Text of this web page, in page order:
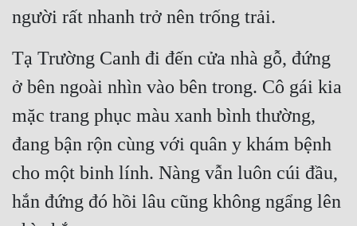
Ngự Thú
Xây Dựng Thế Lực
người rất nhanh trở nên trống trải.
Tạ Trường Canh đi đến cửa nhà gỗ, đứng
ở bên ngoài nhìn vào bên trong. Cô gái kia
mặc trang phục màu xanh bình thường,
đang bận rộn cùng với quân y khám bệnh
cho một binh lính. Nàng vẫn luôn cúi đầu,
hắn đứng đó hồi lâu cũng không ngẩng lên